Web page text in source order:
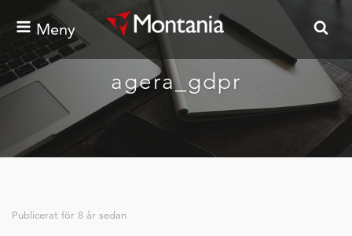
Meny
agera_gdpr
Publicerat för 8 år sedan